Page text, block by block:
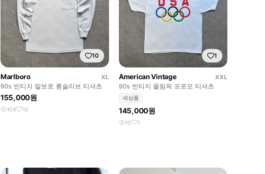
10
Marlboro
XL
90s 빈티지 말보로 롱슬리브 티셔츠
155,000원
104 10
1
American Vintage
XXL
90s 빈티지 올림픽 프로모 티셔츠
새상품
145,000원
10 1